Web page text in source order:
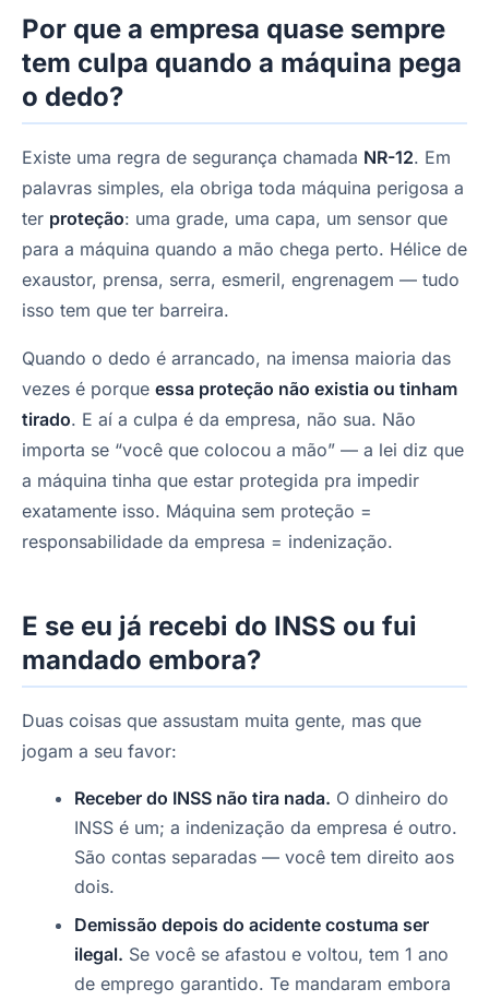
Por que a empresa quase sempre
tem culpa quando a máquina pega
o dedo?
Existe uma regra de segurança chamada NR-12. Em
palavras simples, ela obriga toda máquina perigosa a
ter proteção: uma grade, uma capa, um sensor que
para a máquina quando a mão chega perto. Hélice de
exaustor, prensa, serra, esmeril, engrenagem — tudo
isso tem que ter barreira.
Quando o dedo é arrancado, na imensa maioria das
vezes é porque essa proteção não existia ou tinham
tirado. E aí a culpa é da empresa, não sua. Não
importa se “você que colocou a mão” — a lei diz que
a máquina tinha que estar protegida pra impedir
exatamente isso. Máquina sem proteção =
responsabilidade da empresa = indenização.
E se eu já recebi do INSS ou fui
mandado embora?
Duas coisas que assustam muita gente, mas que
jogam a seu favor:
Receber do INSS não tira nada. O dinheiro do
INSS é um; a indenização da empresa é outro.
São contas separadas — você tem direito aos
dois.
Demissão depois do acidente costuma ser
ilegal. Se você se afastou e voltou, tem 1 ano
de emprego garantido. Te mandaram embora